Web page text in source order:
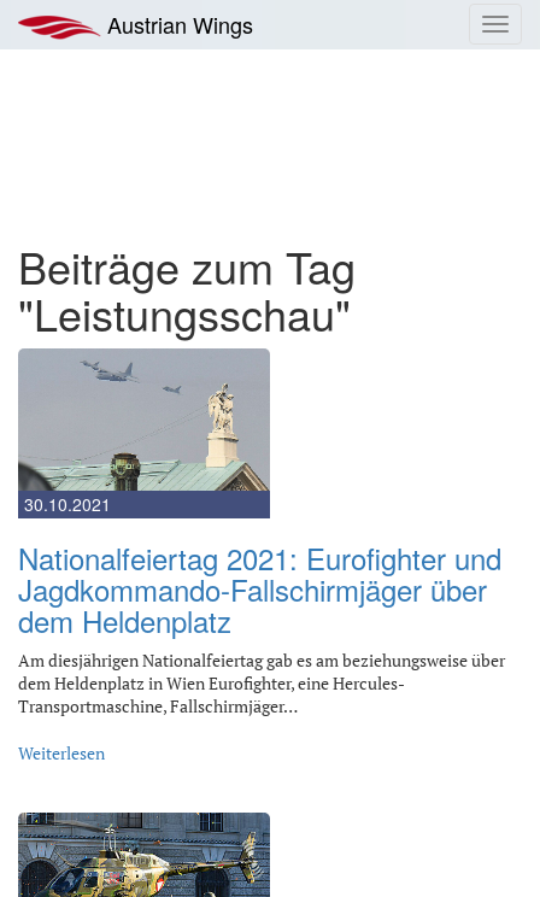
Inhalt
springen
Austrian Wings
Beiträge zum Tag
"Leistungsschau"
30.10.2021
Nationalfeiertag 2021: Eurofighter und
Jagdkommando-Fallschirmjäger über
dem Heldenplatz
Am diesjährigen Nationalfeiertag gab es am beziehungsweise über
dem Heldenplatz in Wien Eurofighter, eine Hercules-
Transportmaschine, Fallschirmjäger…
Weiterlesen